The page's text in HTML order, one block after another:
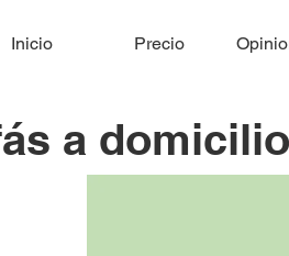
Inicio Precio
a